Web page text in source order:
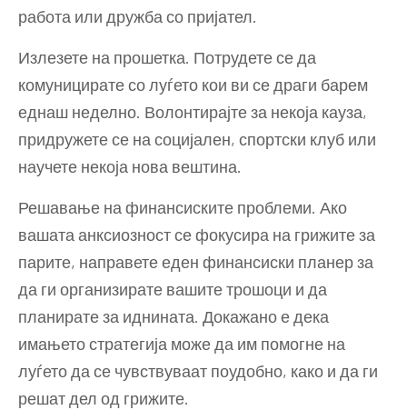
работа или дружба со пријател.
Излезете на прошетка. Потрудете се да
комуницирате со луѓето кои ви се драги барем
еднаш неделно. Волонтирајте за некоја кауза,
придружете се на социјален, спортски клуб или
научете некоја нова вештина.
Решавање на финансиските проблеми. Ако
вашата анксиозност се фокусира на грижите за
парите, направете еден финансиски планер за
да ги организирате вашите трошоци и да
планирате за иднината. Докажано е дека
имањето стратегија може да им помогне на
луѓето да се чувствуваат поудобно, како и да ги
решат дел од грижите.